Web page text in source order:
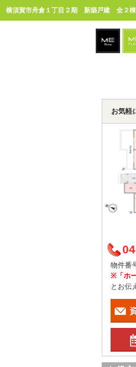
横須賀市舟倉１丁目２期 新築戸建 全２棟
お気軽
物件番
※「ホ
とお伝